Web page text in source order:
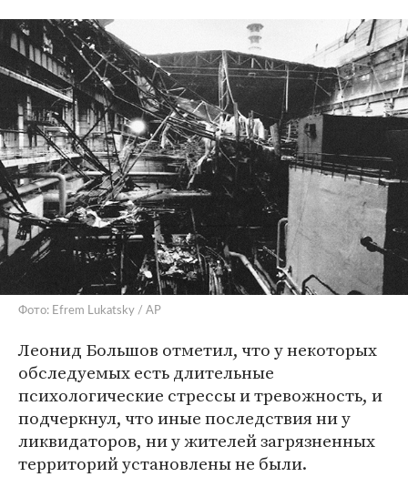
Фото: Efrem Lukatsky / AP
Леонид Большов отметил, что у некоторых
обследуемых есть длительные
психологические стрессы и тревожность, и
подчеркнул, что иные последствия ни у
ликвидаторов, ни у жителей загрязненных
территорий установлены не были.